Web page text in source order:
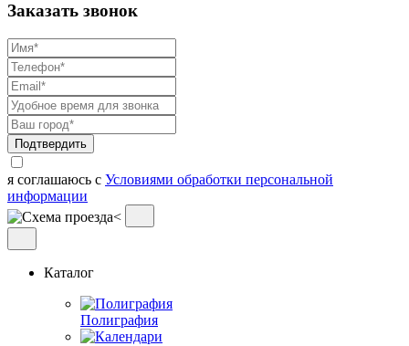
Заказать звонок
Подтвердить
я соглашаюсь с Условиями обработки персональной
информации
Каталог
Полиграфия